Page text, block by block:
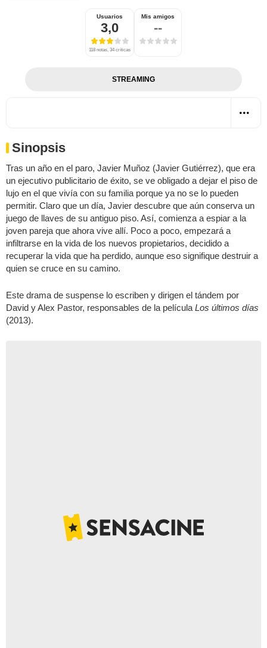
Usuarios
3,0
118 notas, 34 críticas
Mis amigos
--
STREAMING
Sinopsis
Tras un año en el paro, Javier Muñoz (Javier Gutiérrez), que era
un ejecutivo publicitario de éxito, se ve obligado a dejar el piso de
lujo en el que vivía con su familia porque ya no se lo pueden
permitir. Claro que un día, Javier descubre que aún conserva un
juego de llaves de su antiguo piso. Así, comienza a espiar a la
joven pareja que ahora vive allí. Poco a poco, empezará a
infiltrarse en la vida de los nuevos propietarios, decidido a
recuperar la vida que ha perdido, aunque eso signifique destruir a
quien se cruce en su camino.
Este drama de suspense lo escriben y dirigen el tándem por
David y Alex Pastor, responsables de la película Los últimos días
(2013).